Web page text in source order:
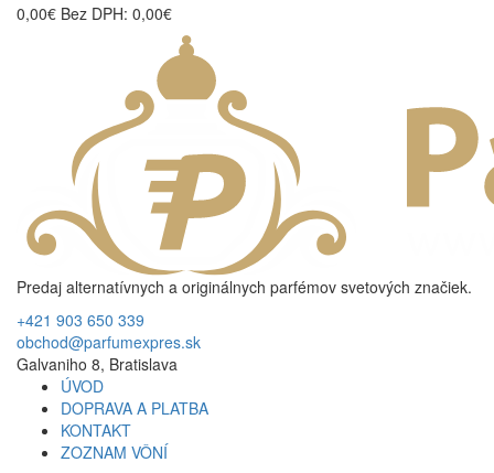
0,00€ Bez DPH: 0,00€
Predaj alternatívnych a originálnych parfémov svetových značiek.
+421 903 650 339
obchod@parfumexpres.sk
Galvaniho 8, Bratislava
ÚVOD
DOPRAVA A PLATBA
KONTAKT
ZOZNAM VÔNÍ